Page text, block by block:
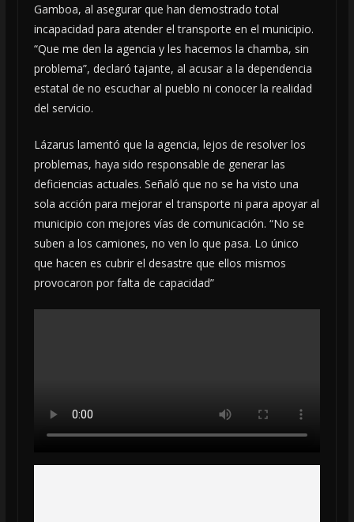
Gamboa, al asegurar que han demostrado total
incapacidad para atender el transporte en el municipio.
“Que me den la agencia y les hacemos la chamba, sin
problema”, declaró tajante, al acusar a la dependencia
estatal de no escuchar al pueblo ni conocer la realidad
del servicio.
Lázarus lamentó que la agencia, lejos de resolver los
problemas, haya sido responsable de generar las
deficiencias actuales. Señaló que no se ha visto una
sola acción para mejorar el transporte ni para apoyar al
municipio con mejores vías de comunicación. “No se
suben a los camiones, no ven lo que pasa. Lo único
que hacen es cubrir el desastre que ellos mismos
provocaron por falta de capacidad”